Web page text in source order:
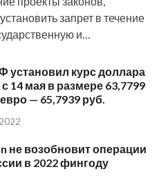
запрет в течение
и…
установил курс доллара
14 мая в размере 63,7799
— 65,7939 руб.
не возобновит операции
в 2022 фингоду